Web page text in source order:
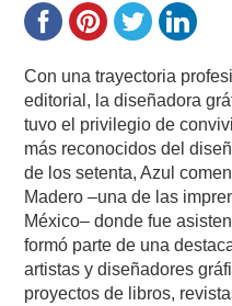
Con una trayectoria
editorial, la diseñadora
tuvo el privilegio de
más reconocidos del
de los setenta, Azul
Madero –una de las
México– donde fue
formó parte de una
artistas y diseñadores
proyectos de libros,